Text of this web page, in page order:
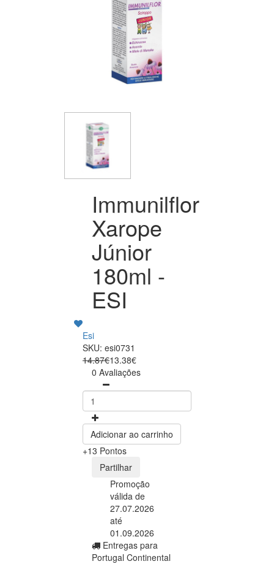
Immunilflor
Xarope
Júnior
180ml -
ESI
Esi
SKU: esi0731
14.87€13.38€
0 Avaliações
Adicionar ao carrinho
+13 Pontos
Partilhar
Promoção
válida de
27.07.2026
até
01.09.2026
Entregas para
Portugal Continental